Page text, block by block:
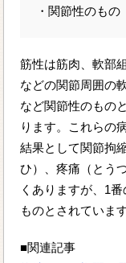
・関節性のもの
筋性は筋肉、軟部
などの関節周囲の
など関節性のもの
ります。これらの
結果として関節拘
ひ）、疼痛（とう
くありますが、1
ものとされています
■関連記事